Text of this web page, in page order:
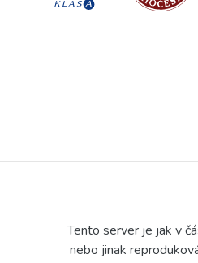
Tento server je jak v
nebo jinak